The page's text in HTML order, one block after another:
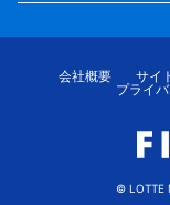
会社概要 サイ
プライ
© LOTTE